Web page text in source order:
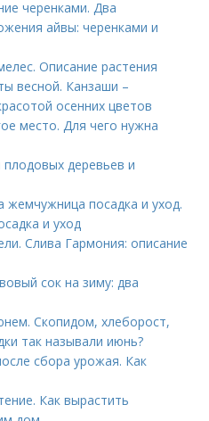
черенками. Два
айвы: черенками и
Описание растения
весной. Канзаши –
осенних цветов
место. Для чего нужна
деревьев и
жемчужница посадка и уход.
и уход
Слива Гармония: описание
сок на зиму: два
Скопидом, хлеборост,
так называли июнь?
сбора урожая. Как
Как вырастить